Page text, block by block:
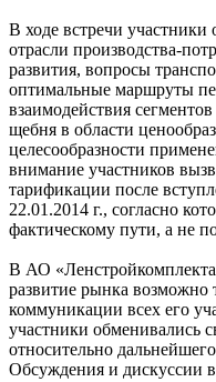
В ходе встречи участники
отрасли производства-
развития, вопросы
оптимальные маршруты
взаимодействия
щебня в области
целесообразности
внимание участников
тарификации после
22.01.2014 г., согласно
фактическому пути, а не
В АО
развитие рынка возможно
коммуникации всех его
участники обменивались
относительно
Обсуждения и дискуссии